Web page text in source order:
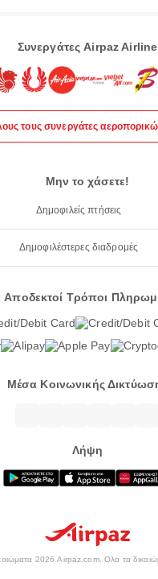
Συνεργάτες Airpaz Airline
τους συνεργάτες
Μην το χάσετε!
Δημοφιλείς πτήσεις
Δημοφιλέστερες διαδρομές
Αποδεκτοί Τρόποι
Μέσα Κοινωνικής
Λήψη
2026 Airpaz.com. Ολα τα